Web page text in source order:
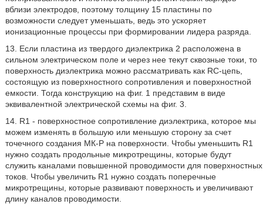
вблизи электродов, поэтому толщину 15 пластины по
возможности следует уменьшать, ведь это ускоряет
ионизационные процессы при формировании лидера разряда.
13. Если пластина из твердого диэлектрика 2 расположена в
сильном электрическом поле и через нее текут сквозные токи, то
поверхность диэлектрика можно рассматривать как RC-цепь,
состоящую из поверхностного сопротивления и поверхностной
емкости. Тогда конструкцию на фиг. 1 представим в виде
эквивалентной электрической схемы на фиг. 3.
14. R1 - поверхностное сопротивление диэлектрика, которое мы
можем изменять в большую или меньшую сторону за счет
точечного создания МК-Р на поверхности. Чтобы уменьшить R1
нужно создать продольные микротрещины, которые будут
служить каналами повышенной проводимости для поверхностных
токов. Чтобы увеличить R1 нужно создать поперечные
микротрещины, которые развивают поверхность и увеличивают
длину каналов проводимости.